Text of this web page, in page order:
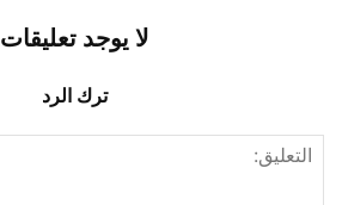
لا يوجد تعليقات
ترك الرد